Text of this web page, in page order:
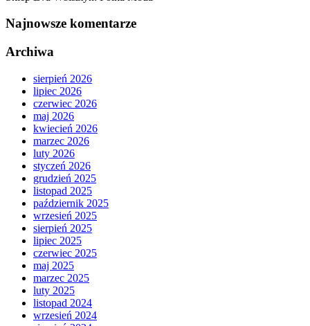
Najnowsze komentarze
Archiwa
sierpień 2026
lipiec 2026
czerwiec 2026
maj 2026
kwiecień 2026
marzec 2026
luty 2026
styczeń 2026
grudzień 2025
listopad 2025
październik 2025
wrzesień 2025
sierpień 2025
lipiec 2025
czerwiec 2025
maj 2025
marzec 2025
luty 2025
listopad 2024
wrzesień 2024